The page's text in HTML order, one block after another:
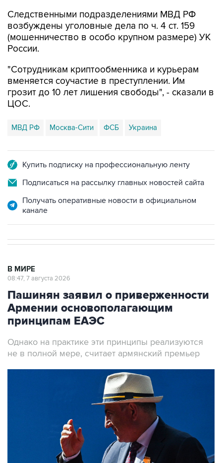
Следственными подразделениями МВД РФ
возбуждены уголовные дела по ч. 4 ст. 159
(мошенничество в особо крупном размере) УК
России.
"Сотрудникам криптообменника и курьерам
вменяется соучастие в преступлении. Им
грозит до 10 лет лишения свободы", - сказали в
ЦОС.
МВД РФ Москва-Сити ФСБ Украина
Купить подписку на профессиональную ленту
Подписаться на рассылку главных новостей сайта
Получать оперативные новости в официальном
канале
В МИРЕ
08:47, 7 августа 2026
Пашинян заявил о приверженности
Армении основополагающим
принципам ЕАЭС
Однако на практике эти принципы реализуются
не в полной мере, считает армянский премьер